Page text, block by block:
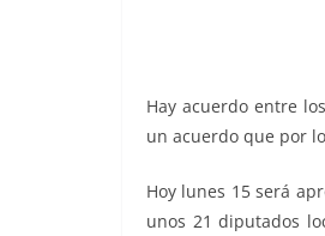
k
Hay acuerdo entre
un acuerdo que por
Hoy lunes 15 será
unos 21 diputados